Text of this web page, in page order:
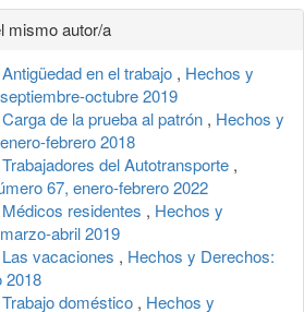
mismo autor/a
Antigüedad en el trabajo , Hechos y
octubre 2019
Carga de la prueba al patrón , Hechos y
febrero 2018
Trabajadores del Autotransporte ,
67, enero-febrero 2022
Médicos residentes , Hechos y
abril 2019
Las vacaciones , Hechos y Derechos:
2018
Trabajo doméstico , Hechos y